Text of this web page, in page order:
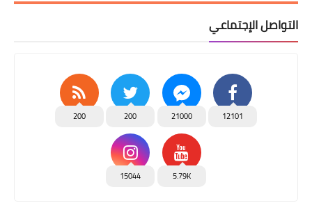
التواصل الإجتماعي
12101
21000
200
200
5.79K
15044